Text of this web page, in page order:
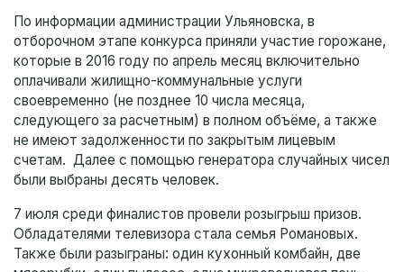
По информации администрации Ульяновска, в
отборочном этапе конкурса приняли участие горожане,
которые в 2016 году по апрель месяц включительно
оплачивали жилищно-коммунальные услуги
своевременно (не позднее 10 числа месяца,
следующего за расчетным) в полном объёме, а также
не имеют задолженности по закрытым лицевым
счетам. Далее с помощью генератора случайных чисел
были выбраны десять человек.
7 июля среди финалистов провели розыгрыш призов.
Обладателями телевизора стала семья Романовых.
Также были разыграны: один кухонный комбайн, две